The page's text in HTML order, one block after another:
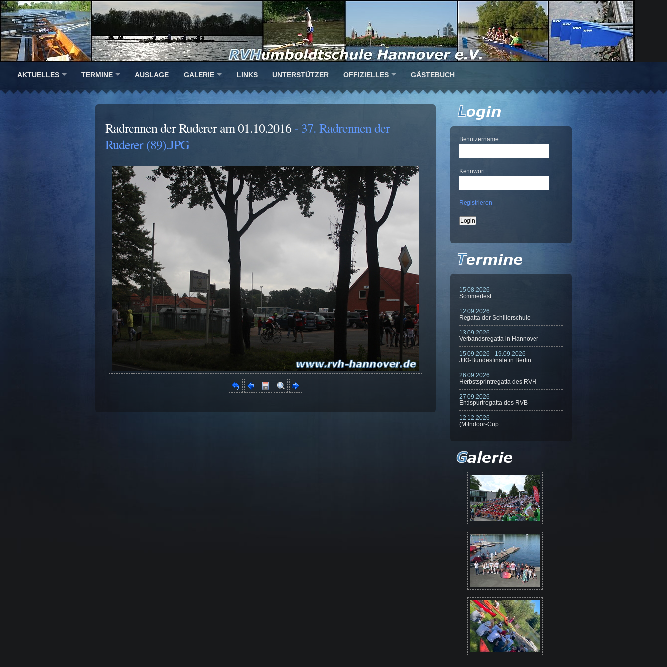
AKTUELLES TERMINE AUSLAGE GALERIE LINKS UNTERSTÜTZER OFFIZIELLES GÄSTEBUCH
Radrennen der Ruderer am 01.10.2016 - 37. Radrennen der
Ruderer (89).JPG
Benutzername:
Kennwort:
Registrieren
15.08.2026
Sommerfest
12.09.2026
Regatta der Schillerschule
13.09.2026
Verbandsregatta in Hannover
15.09.2026 - 19.09.2026
JtfO-Bundesfinale in Berlin
26.09.2026
Herbstsprintregatta des RVH
27.09.2026
Endspurtregatta des RVB
12.12.2026
(M)Indoor-Cup